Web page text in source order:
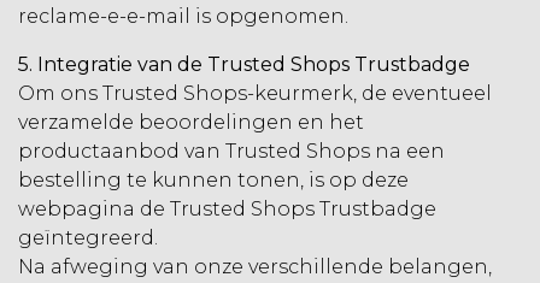
reclame-e-e-mail is opgenomen.
5. Integratie van de Trusted Shops Trustbadge
Om ons Trusted Shops-keurmerk, de eventueel
verzamelde beoordelingen en het
productaanbod van Trusted Shops na een
bestelling te kunnen tonen, is op deze
webpagina de Trusted Shops Trustbadge
geïntegreerd.
Na afweging van onze verschillende belangen,